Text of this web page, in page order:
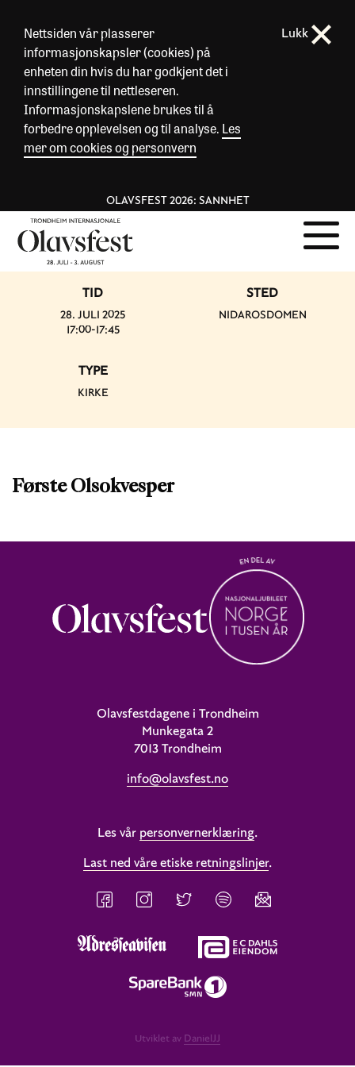
Nettsiden vår plasserer
informasjonskapsler (cookies) på
enheten din hvis du har godkjent det i
innstillingene til nettleseren.
Informasjonskapslene brukes til å
forbedre opplevelsen og til analyse. Les
mer om cookies og personvern
Lukk
OLAVSFEST 2026: SANNHET
Første Olsokvesper
TID
28. JULI 2025
17:00-17:45
STED
NIDAROSDOMEN
TYPE
KIRKE
Olavsfestdagene i Trondheim
Munkegata 2
7013 Trondheim
info@olavsfest.no
Les vår personvernerklæring.
Last ned våre etiske retningslinjer.
Utviklet av DanielJJ